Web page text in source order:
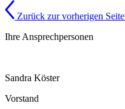
Zurück zur vorherigen Seite
Ihre Ansprechpersonen
Sandra Köster
Vorstand